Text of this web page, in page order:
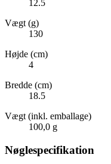
12.5
Vægt (g)
130
Højde (cm)
4
Bredde (cm)
18.5
Vægt (inkl. emballage)
100,0 g
Nøglespecifikation